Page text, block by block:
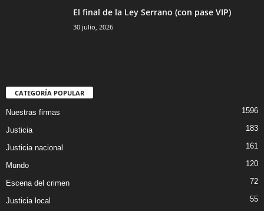
El final de la Ley Serrano (con pase VIP)
30 julio, 2026
CATEGORÍA POPULAR
Nuestras firmas 1596
Justicia 183
Justicia nacional 161
Mundo 120
Escena del crimen 72
Justicia local 55